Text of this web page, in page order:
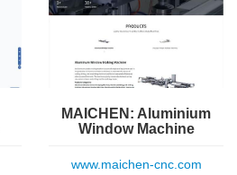
MAICHEN: Aluminium
Window Machine
www.maichen-cnc.com